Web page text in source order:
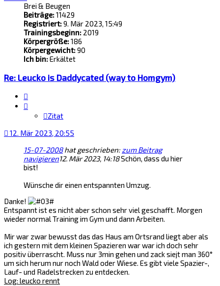
Brei & Beugen
Beiträge:11429
Registriert:9. Mär 2023, 15:49
Trainingsbeginn: 2019
Körpergröße:186
Körpergewicht:90
Ich bin:Erkältet
Re: Leucko is Daddycated (way to Homgym)
Zitat
12. Mär 2023, 20:55
15-07-2008hat geschrieben: zum Beitrag
navigieren12. Mär 2023, 14:18Schön, dass du hier
bist!
Wünsche dir einen entspannten Umzug.
Danke!
Entspannt ist es nicht aber schon sehr viel geschafft. Morgen
wieder normal Training im Gym und dann Arbeiten.
Mir war zwar bewusst das das Haus am Ortsrand liegt aber als
ich gestern mit dem kleinen Spazieren war war ich doch sehr
positiv überrascht. Muss nur 3min gehen und zack siejt man 360°
um sich herum nur noch Wald oder Wiese. Es gibt viele Spazier-,
Lauf- und Radelstrecken zu entdecken.
Log: leucko rennt